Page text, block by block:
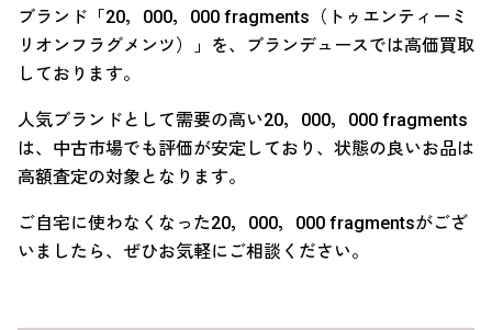
ブランド「20，000，000 fragments（トゥエンティーミ
リオンフラグメンツ）」を、ブランデュースでは高価買取
しております。
人気ブランドとして需要の高い20，000，000 fragments
は、中古市場でも評価が安定しており、状態の良いお品は
高額査定の対象となります。
ご自宅に使わなくなった20，000，000 fragmentsがござ
いましたら、ぜひお気軽にご相談ください。